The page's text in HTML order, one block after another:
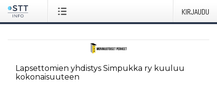
KIRJAUDU
Lapsettomien yhdistys Simpukka ry kuuluu
kokonaisuuteen